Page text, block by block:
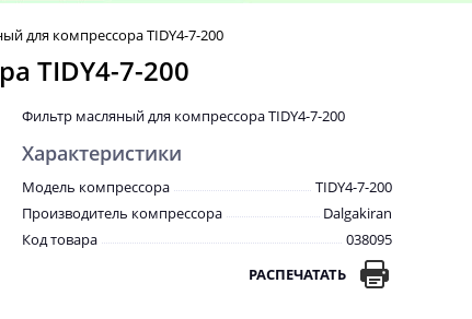
для компрессора TIDY4-7-200
TIDY4-7-200
Фильтр масляный для компрессора TIDY4-7-200
Характеристики
Модель компрессора
TIDY4-7-200
Производитель компрессора
Dalgakiran
Код товара
038095
РАСПЕЧАТАТЬ